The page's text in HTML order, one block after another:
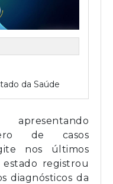
da Saúde
de casos
nos últimos
registrou
diagnósticos da